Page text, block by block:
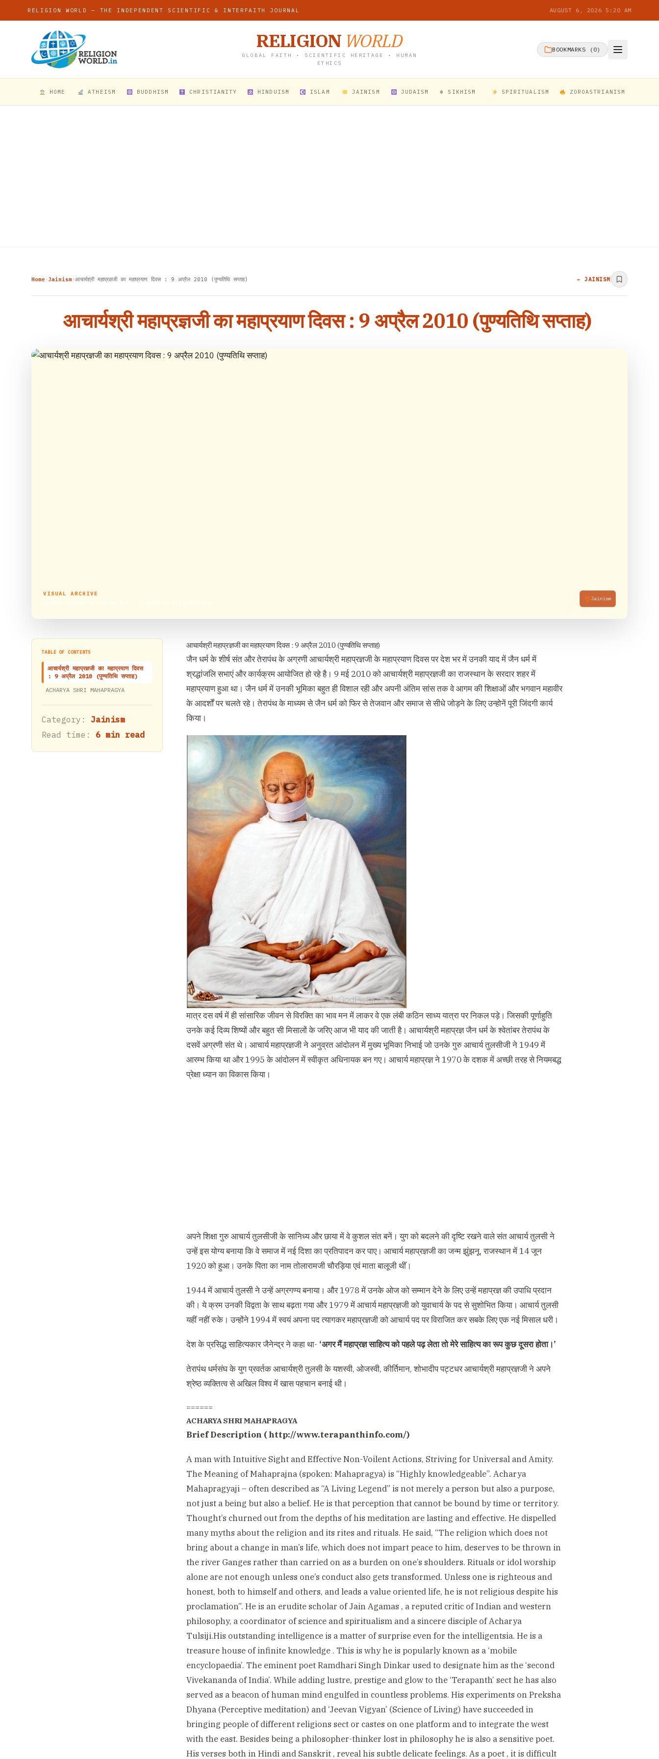
RELIGION WORLD — THE INDEPENDENT SCIENTIFIC & INTERFAITH JOURNAL AUGUST 6, 2026 5:20 AM
RELIGION WORLD
GLOBAL FAITH • SCIENTIFIC HERITAGE • HUMAN
ETHICS
BOOKMARKS ( 0)
HOME ATHEISM BUDDHISM CHRISTIANITY HINDUISM ISLAM JAINISM JUDAISM ☬ SIKHISM SPIRITUALISM ZOROASTRIANISM
Home›Jainism›आचार्यश्री महाप्रज्ञजी का महाप्रयाण दिवस : 9 अप्रैल 2010 (पुण्यतिथि सप्ताह) ← JAINISM
आचार्यश्री महाप्रज्ञजी का महाप्रयाण दिवस : 9 अप्रैल 2010 (पुण्यतिथि सप्ताह)
VISUAL ARCHIVE
Jainism
TABLE OF CONTENTS
आचार्यश्री महाप्रज्ञजी का महाप्रयाण दिवस
: 9 अप्रैल 2010 (पुण्यतिथि सप्ताह)
ACHARYA SHRI MAHAPRAGYA
Category: Jainism
Read time: 6 min read
आचार्यश्री महाप्रज्ञजी का महाप्रयाण दिवस : 9 अप्रैल 2010 (पुण्यतिथि सप्ताह)
जैन धर्म के शीर्ष संत और तेरापंथ के अग्रणी आचार्यश्री महाप्रज्ञजी के महाप्रयाण दिवस पर देश भर में उनकी याद में जैन धर्म में
श्रद्धांजलि सभाएं और कार्यक्रम आयोजित हो रहे है। 9 मई 2010 को आचार्यश्री महाप्रज्ञजी का राजस्थान के सरदार शहर में
महाप्रयाण हुआ था। जैन धर्म में उनकी भूमिका बहुत ही विशाल रही और अपनी अंतिम सांस तक वे आगम की शिक्षाओं और भगवान महावीर
के आदर्शों पर चलते रहे। तेरापंथ के माध्यम से जैन धर्म को फिर से तेजवान और समाज से सीधे जोड़ने के लिए उन्होनें पूरी जिंदगी कार्य
किया।
मात्र दस वर्ष में ही सांसारिक जीवन से विरक्ति का भाव मन में लाकर वे एक लंबी कठिन साध्य यात्रा पर निकल पड़े। जिसकी पूर्णाहुति
उनके कई दिव्य शिष्यों और बहुत सी मिसालों के जरिए आज भी याद की जाती है। आचार्यश्री महाप्रज्ञ जैन धर्म के श्वेतांबर तेरापंथ के
दसवें अग्रणी संत थे। आचार्य महाप्रज्ञजी ने अनुव्रत आंदोलन में मुख्य भूमिका निभाई जो उनके गुरु आचार्य तुलसीजी ने 1949 में
आरम्भ किया था और 1995 के आंदोलन में स्वीकृत अधिनायक बन गए। आचार्य महाप्रज्ञ ने 1970 के दशक में अच्छी तरह से नियमबद्ध
प्रेक्षा ध्यान का विकास किया।
अपने शिक्षा गुरु आचार्य तुलसीजी के सानिध्य और छाया में वे कुशल संत बनें। युग को बदलने की दृष्टि रखने वाले संत आचार्य तुलसी ने
उन्हें इस योग्य बनाया कि वे समाज में नई दिशा का प्रतिपादन कर पाए। आचार्य महाप्रज्ञजी का जन्म झुंझनू, राजस्थान में 14 जून
1920 को हुआ। उनके पिता का नाम तोलारामजी चौरड़िया एवं माता बालूजी थींं।
1944 में आचार्य तुलसी ने उन्हें अग्रगण्य बनाया। और 1978 में उनके ओज को सम्मान देने के लिए उन्हें महाप्रज्ञ की उपाधि प्रदान
की। ये क्रम उनकी विद्वता के साथ बढ़ता गया और 1979 में आचार्य महाप्रज्ञजी को युवाचार्य के पद से सुशोभित किया। आचार्य तुलसी
यहीं नहीं रुके। उन्होंने 1994 में स्वयं अपना पद त्यागकर महाप्रज्ञजी को आचार्य पद पर विराजित कर सबके लिए एक नई मिसाल धरी।
देश के प्रसिद्ध साहित्यकार जैनेन्द्र ने कहा था- ‘अगर मैं महाप्रज्ञ साहित्य को पहले पढ़ लेता तो मेरे साहित्य का रूप कुछ दूसरा होता।’
तेरापंथ धर्मसंघ के युग प्रवर्तक आचार्यश्री तुलसी के यशस्वी, ओजस्वी, कीर्तिमान, शोभादीप पट्टधर आचार्यश्री महाप्रज्ञजी ने अपने
श्रेष्ठ व्यक्तित्व से अखिल विश्व में खास पहचान बनाई थी।
======
ACHARYA SHRI MAHAPRAGYA
Brief Description ( http://www.terapanthinfo.com/)
A man with Intuitive Sight and Effective Non-Voilent Actions, Striving for Universal and Amity.
The Meaning of Mahaprajna (spoken: Mahapragya) is “Highly knowledgeable”. Acharya
Mahapragyaji – often described as “A Living Legend” is not merely a person but also a purpose,
not just a being but also a belief. He is that perception that cannot be bound by time or territory.
Thought’s churned out from the depths of his meditation are lasting and effective. He dispelled
many myths about the religion and its rites and rituals. He said, “The religion which does not
bring about a change in man’s life, which does not impart peace to him, deserves to be thrown in
the river Ganges rather than carried on as a burden on one’s shoulders. Rituals or idol worship
alone are not enough unless one’s conduct also gets transformed. Unless one is righteous and
honest, both to himself and others, and leads a value oriented life, he is not religious despite his
proclamation”. He is an erudite scholar of Jain Agamas , a reputed critic of Indian and western
philosophy, a coordinator of science and spiritualism and a sincere disciple of Acharya
Tulsiji.His outstanding intelligence is a matter of surprise even for the intelligentsia. He is a
treasure house of infinite knowledge . This is why he is popularly known as a ‘mobile
encyclopaedia’. The eminent poet Ramdhari Singh Dinkar used to designate him as the ‘second
Vivekananda of India’. While adding lustre, prestige and glow to the ‘Terapanth’ sect he has also
served as a beacon of human mind engulfed in countless problems. His experiments on Preksha
Dhyana (Perceptive meditation) and ‘Jeevan Vigyan’ (Science of Living) have succeeded in
bringing people of different religions sect or castes on one platform and to integrate the west
with the east. Besides being a philosopher-thinker lost in philosophy he is also a sensitive poet.
His verses both in Hindi and Sanskrit , reveal his subtle delicate feelings. As a poet , it is difficult